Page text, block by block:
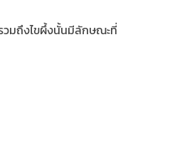
วมถึงไขผึ้งนั้นมีลักษณะที่